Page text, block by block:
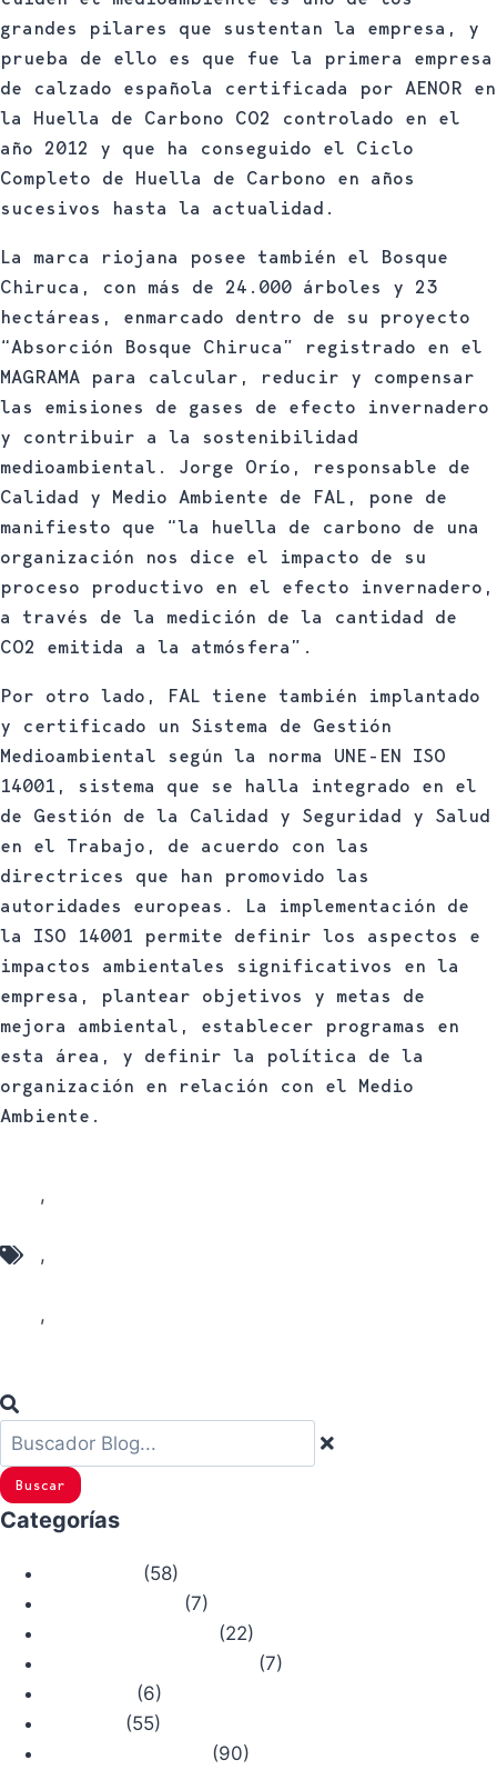
grandes pilares que sustentan la empresa, y
prueba de ello es que fue la primera empresa
de calzado española certificada por AENOR en
la Huella de Carbono CO2 controlado en el
año 2012 y que ha conseguido el Ciclo
Completo de Huella de Carbono en años
sucesivos hasta la actualidad.
La marca riojana posee también el Bosque
Chiruca, con más de 24.000 árboles y 23
hectáreas, enmarcado dentro de su proyecto
“Absorción Bosque Chiruca” registrado en el
MAGRAMA para calcular, reducir y compensar
las emisiones de gases de efecto invernadero
y contribuir a la sostenibilidad
medioambiental. Jorge Orío, responsable de
Calidad y Medio Ambiente de FAL, pone de
manifiesto que “la huella de carbono de una
organización nos dice el impacto de su
proceso productivo en el efecto invernadero,
a través de la medición de la cantidad de
CO2 emitida a la atmósfera”.
Por otro lado, FAL tiene también implantado
y certificado un Sistema de Gestión
Medioambiental según la norma UNE-EN ISO
14001, sistema que se halla integrado en el
de Gestión de la Calidad y Seguridad y Salud
en el Trabajo, de acuerdo con las
directrices que han promovido las
autoridades europeas. La implementación de
la ISO 14001 permite definir los aspectos e
impactos ambientales significativos en la
empresa, plantear objetivos y metas de
mejora ambiental, establecer programas en
esta área, y definir la política de la
organización en relación con el Medio
Ambiente.
,
,
,
Buscar
Categorías
(58)
(7)
(22)
(7)
(6)
(55)
(90)